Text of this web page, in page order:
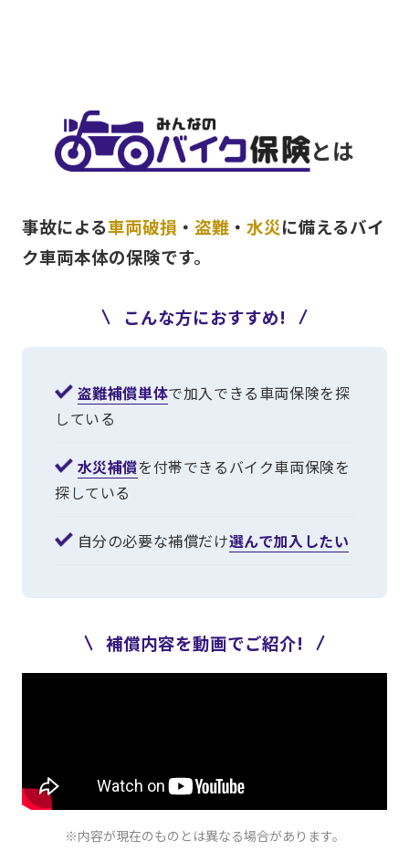
とは
事故による車両破損 ・ 盗難 ・ 水災に備えるバイ
ク車両本体の保険です。
こんな方におすすめ!
盗難補償単体で加入できる車両保険を探
している
水災補償を付帯できるバイク車両保険を
探している
自分の必要な補償だけ選んで加入したい
補償内容を動画でご紹介!
※内容が現在のものとは異なる場合があります。